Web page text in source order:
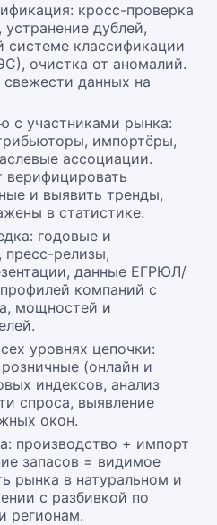
кросс-проверка
дублей,
системе классификации
очистка от аномалий.
свежести данных на
с участниками рынка:
импортёры,
ассоциации.
верифицировать
и выявить тренды,
в статистике.
годовые и
пресс-релизы,
данные ЕГРЮЛ/
компаний с
мощностей и
уровнях цепочки:
(онлайн и
индексов, анализ
спроса, выявление
окон.
производство + импорт
запасов = видимое
рынка в натуральном и
с разбивкой по
регионам.